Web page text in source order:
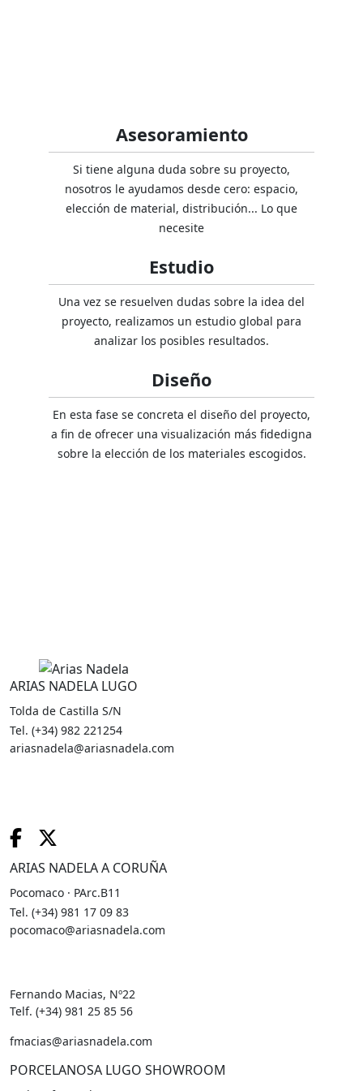
Asesoramiento
Si tiene alguna duda sobre su proyecto,
nosotros le ayudamos desde cero: espacio,
elección de material, distribución... Lo que
necesite
Estudio
Una vez se resuelven dudas sobre la idea del
proyecto, realizamos un estudio global para
analizar los posibles resultados.
Diseño
En esta fase se concreta el diseño del proyecto,
a fin de ofrecer una visualización más fidedigna
sobre la elección de los materiales escogidos.
ARIAS NADELA LUGO
Tolda de Castilla S/N
Tel. (+34) 982 221254
ariasnadela@ariasnadela.com
ARIAS NADELA A CORUÑA
Pocomaco · PArc.B11
Tel. (+34) 981 17 09 83
pocomaco@ariasnadela.com
Fernando Macias, Nº22
Telf. (+34) 981 25 85 56
fmacias@ariasnadela.com
PORCELANOSA LUGO SHOWROOM